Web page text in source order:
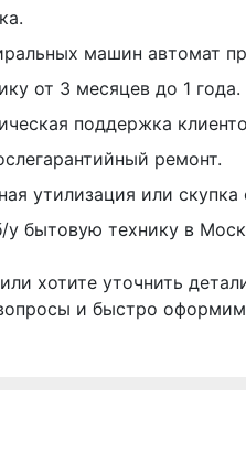
машин автомат
от 3 месяцев до 1 года.
поддержка
ремонт.
утилизация или скупка
у бытовую технику в
хотите уточнить
и быстро